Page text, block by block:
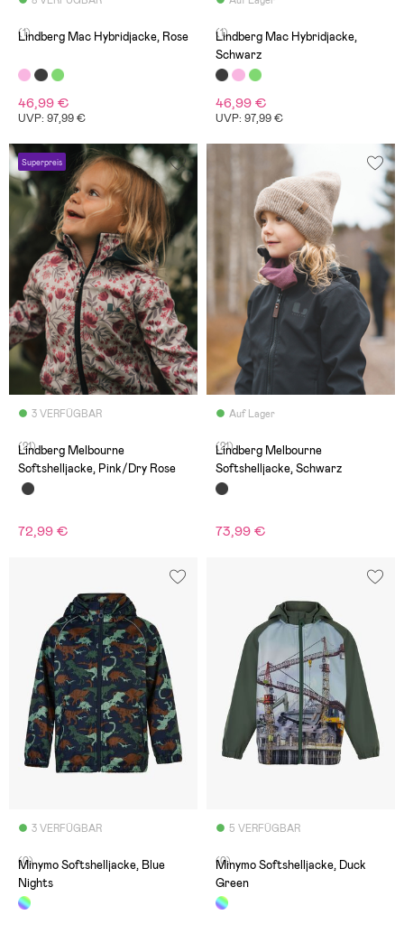
(1)
Lindberg Mac Hybridjacke, Rose
46,99 €
UVP: 97,99 €
(1)
Lindberg Mac Hybridjacke,
Schwarz
46,99 €
UVP: 97,99 €
Superpreis
3 VERFÜGBAR
(21)
Lindberg Melbourne
Softshelljacke, Pink/Dry Rose
72,99 €
Auf Lager
(21)
Lindberg Melbourne
Softshelljacke, Schwarz
73,99 €
3 VERFÜGBAR
(0)
Minymo Softshelljacke, Blue
Nights
5 VERFÜGBAR
(0)
Minymo Softshelljacke, Duck
Green